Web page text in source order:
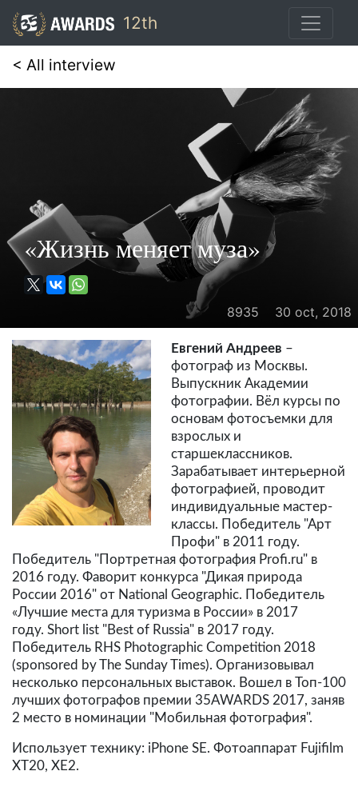
12th
< All interview
«Жизнь меняет муза»
8935 30 oct, 2018
Евгений Андреев –
фотограф из Москвы.
Выпускник Академии
фотографии. Вёл курсы по
основам фотосъемки для
взрослых и
старшеклассников.
Зарабатывает интерьерной
фотографией, проводит
индивидуальные мастер-
классы. Победитель "Арт
Профи" в 2011 году.
Победитель "Портретная фотография Profi.ru" в
2016 году. Фаворит конкурса "Дикая природа
России 2016" от National Geographic. Победитель
«Лучшие места для туризма в России» в 2017
году. Short list "Best of Russia" в 2017 году.
Победитель RHS Photographic Competition 2018
(sponsored by The Sunday Times). Организовывал
несколько персональных выставок. Вошел в Топ-100
лучших фотографов премии 35AWARDS 2017, заняв
2 место в номинации "Мобильная фотография".
Использует технику: iPhone SE. Фотоаппарат Fujifilm
XT20, XE2.